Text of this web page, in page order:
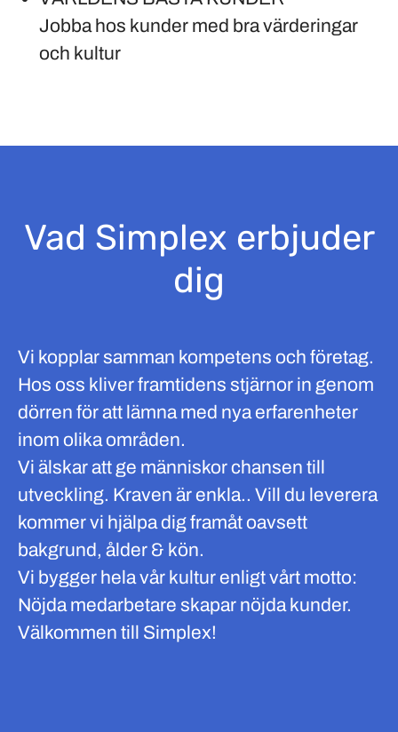
Jobba hos kunder med bra värderingar
och kultur
Vad Simplex erbjuder
dig
Vi kopplar samman kompetens och företag.
Hos oss kliver framtidens stjärnor in genom
dörren för att lämna med nya erfarenheter
inom olika områden.
Vi älskar att ge människor chansen till
utveckling. Kraven är enkla.. Vill du leverera
kommer vi hjälpa dig framåt oavsett
bakgrund, ålder & kön.
Vi bygger hela vår kultur enligt vårt motto:
Nöjda medarbetare skapar nöjda kunder.
Välkommen till Simplex!